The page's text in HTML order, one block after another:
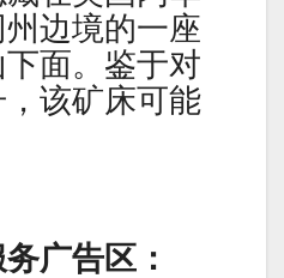
边境的一座
面。鉴于对
该矿床可能
广告区：